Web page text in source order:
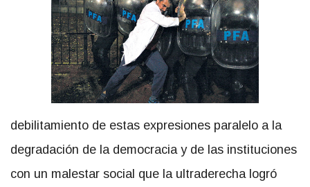
debilitamiento de estas expresiones paralelo a la
degradación de la democracia y de las instituciones
con un malestar social que la ultraderecha logró